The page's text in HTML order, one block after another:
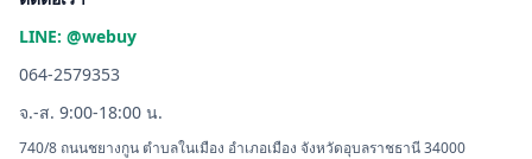
LINE: @webuy
064-2579353
จ.-ส. 9:00-18:00 น.
740/8 ถนนชยางกูน ตำบลในเมือง อำเภอเมือง จังหวัดอุบลราชธานี 34000